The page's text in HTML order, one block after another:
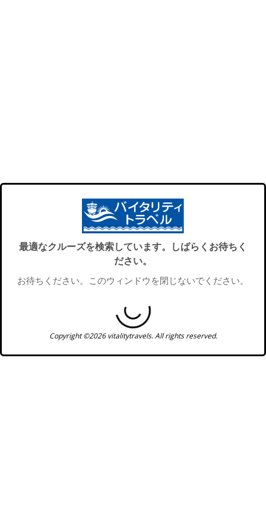
最適なクルーズを検索しています。しばらくお待ちく
ださい。
お待ちください。このウィンドウを閉じないでください。
Copyright ©2026 vitalitytravels. All rights reserved.